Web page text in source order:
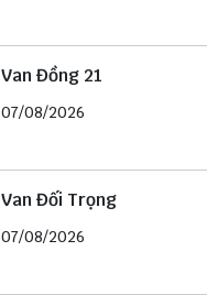
Van Đồng 21
07/08/2026
Van Đối Trọng
07/08/2026